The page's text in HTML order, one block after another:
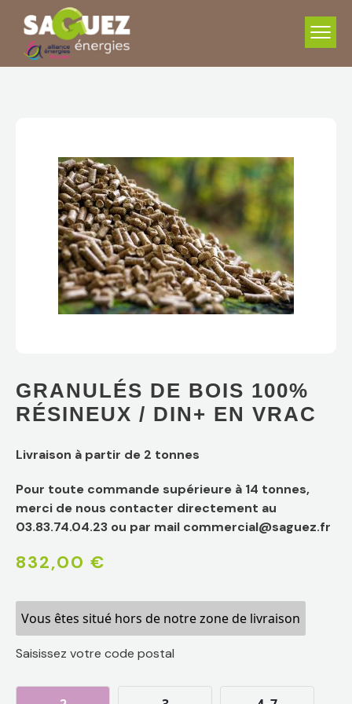
GRANULÉS DE BOIS 100%
RÉSINEUX / DIN+ EN VRAC
Livraison à partir de 2 tonnes
Pour toute commande supérieure à 14 tonnes,
merci de nous contacter directement au
03.83.74.04.23 ou par mail commercial@saguez.fr
832,00 €
Vous êtes situé hors de notre zone de livraison
Saisissez votre code postal